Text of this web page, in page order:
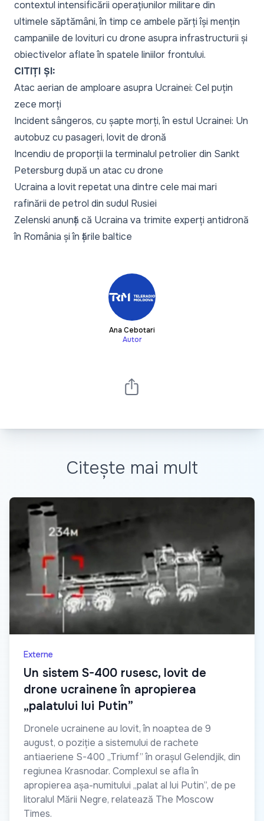
contextul intensificării operațiunilor militare din
ultimele săptămâni, în timp ce ambele părți își mențin
campaniile de lovituri cu drone asupra infrastructurii și
obiectivelor aflate în spatele liniilor frontului.
CITIȚI ȘI:
Atac aerian de amploare asupra Ucrainei: Cel puțin
zece morți
Incident sângeros, cu șapte morți, în estul Ucrainei: Un
autobuz cu pasageri, lovit de dronă
Incendiu de proporții la terminalul petrolier din Sankt
Petersburg după un atac cu drone
Ucraina a lovit repetat una dintre cele mai mari
rafinării de petrol din sudul Rusiei
Zelenski anunță că Ucraina va trimite experți antidronă
în România și în țările baltice
Ana Cebotari
Autor
Citește mai mult
Externe
Un sistem S-400 rusesc, lovit de
drone ucrainene în apropierea
„palatului lui Putin”
Dronele ucrainene au lovit, în noaptea de 9
august, o poziție a sistemului de rachete
antiaeriene S-400 „Triumf” în orașul Gelendjik, din
regiunea Krasnodar. Complexul se afla în
apropierea așa-numitului „palat al lui Putin”, de pe
litoralul Mării Negre, relatează The Moscow
Times.